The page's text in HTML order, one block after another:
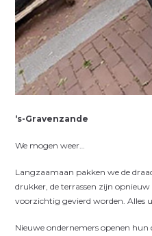
‘s-Gravenzande
We mogen weer…
Langzaamaan pakken we de
drukker, de terrassen zijn
voorzichtig gevierd worden. Alles
Nieuwe ondernemers openen